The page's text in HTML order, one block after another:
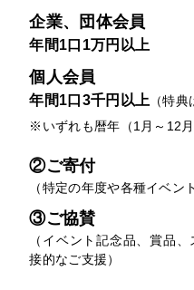
企業、団体会員
年間1口1万円以上
個人会員
年間1口3千円以上 （特
※いずれも暦年（1月～12月
②ご寄付
（特定の年度や各種イベン
③ご協賛
（イベント記念品、賞品
接的なご支援）